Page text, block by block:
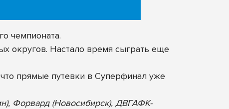
чемпионата.
округов. Настало время сыграть еще
прямые путевки в Суперфинал уже
Форвард (Новосибирск), ДВГАФК-